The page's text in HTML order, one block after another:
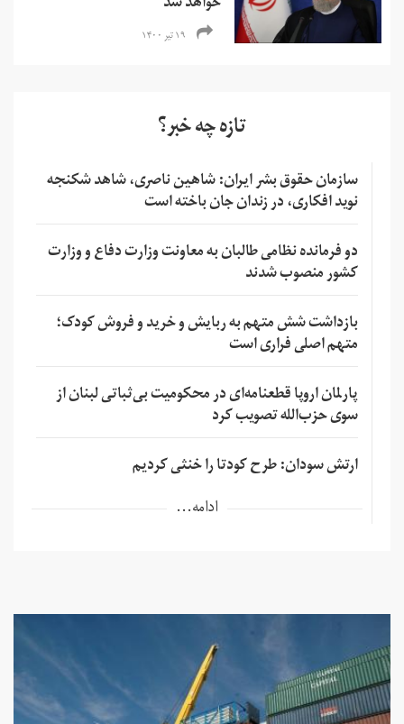
۱۹ تیر ۱۴۰۰
تازه چه خبر؟
سازمان حقوق بشر ایران: شاهین ناصری، شاهد شکنجه
نوید افکاری، در زندان جان باخته است
دو فرمانده نظامی طالبان به معاونت وزارت دفاع و وزارت
کشور منصوب شدند
بازداشت شش متهم به ربایش و خرید و فروش کودک؛
متهم اصلی فراری است
پارلمان اروپا قطعنامه‌ای در محکومیت بی‌ثباتی لبنان از
سوی حزب‌الله تصویب کرد
ارتش سودان: طرح کودتا را خنثی کردیم
ادامه...